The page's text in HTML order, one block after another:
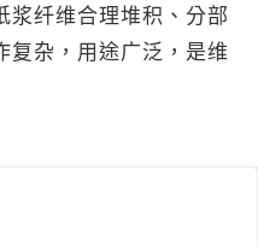
浆纤维合理堆积、分部
复杂，用途广泛，是维